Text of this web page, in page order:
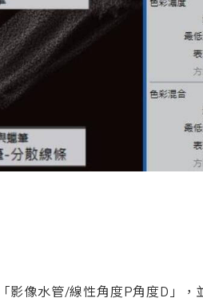
影像水管/線性角度P角度D」